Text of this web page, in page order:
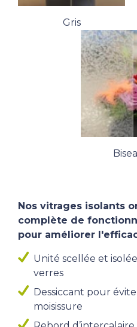
Gris
Nos vitrages isolants
complète de
pour améliorer
Unité scellée et
verres
Dessiccant pour
moisissure